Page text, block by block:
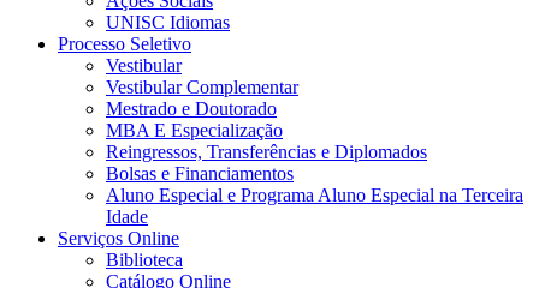
UNISC Idiomas
Processo Seletivo
Vestibular
Vestibular Complementar
Mestrado e Doutorado
MBA E Especialização
Reingressos, Transferências e Diplomados
Bolsas e Financiamentos
Aluno Especial e Programa Aluno Especial na Terceira
Idade
Serviços Online
Biblioteca
Catálogo Online